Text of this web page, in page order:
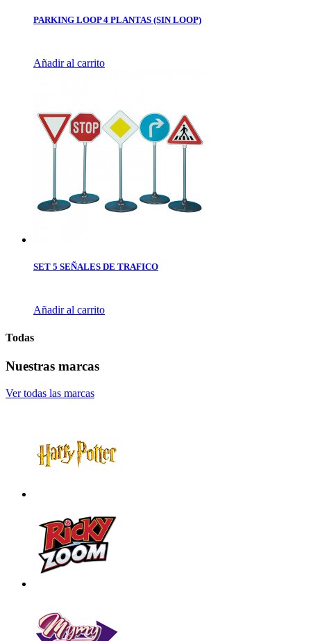
PARKING LOOP 4 PLANTAS (SIN LOOP)
Añadir al carrito
SET 5 SEÑALES DE TRAFICO
Añadir al carrito
Todas
Nuestras marcas
Ver todas las marcas